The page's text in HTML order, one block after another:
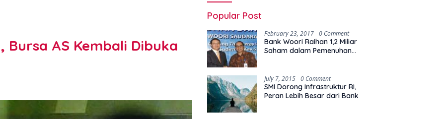
Bursa AS Kembali Dibuka
Popular Post
February 23, 2017 0 Comment
Bank Woori Raihan 1,2 Miliar
Saham dalam Pemenuhan
July 7, 2015 0 Comment
SMI Dorong Infrastruktur RI,
Peran Lebih Besar dari Bank